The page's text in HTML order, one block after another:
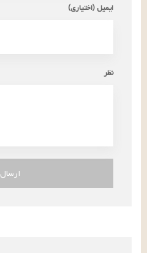
ایمیل (اختیاری)
نظر
ارسال